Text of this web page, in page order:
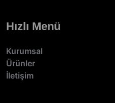
Hızlı Menü
Kurumsal
Ürünler
İletişim